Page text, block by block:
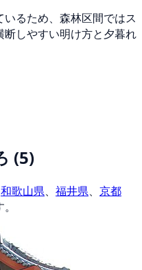
るため、森林区間ではス
断しやすい明け方と夕暮れ
(5)
和歌山県、 福井県、 京都